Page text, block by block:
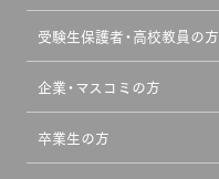
受験生保護者・高校教員の方
企業・マスコミの方
卒業生の方